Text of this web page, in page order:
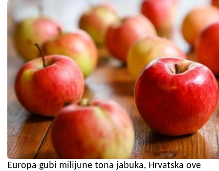
Europa gubi milijune tona jabuka, Hrvatska ove